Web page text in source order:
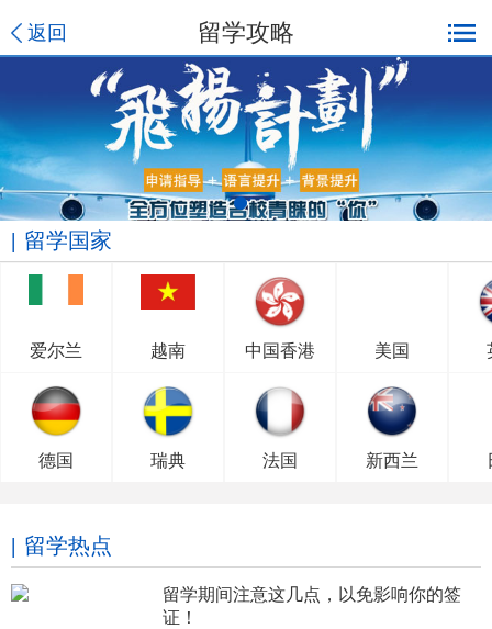
返回 留学攻略
留学国家
爱尔兰 越南 中国香港 美国
德国 瑞典 法国 新西兰
留学热点
留学期间注意这几点，以免影响你的签
证！